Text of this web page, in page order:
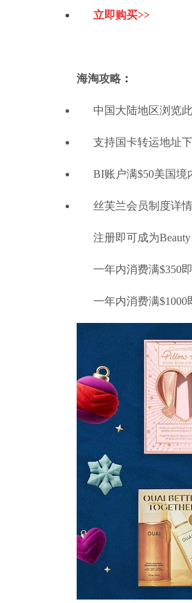
立即购买>>
海淘攻略 ：
中国大陆地区浏览
支持国卡转运地址
BI账户满$50美国境
丝芙兰会员制度详情
注册即可成为Beauty
一年内消费满$350
一年内消费满$1000